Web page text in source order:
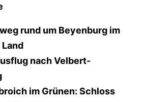
rund um Beyenburg im
nach Velbert-
im Grünen: Schloss